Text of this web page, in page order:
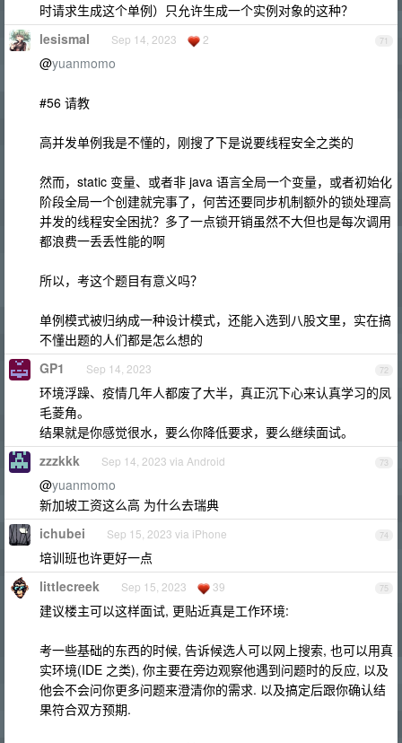
时请求生成这个单例）只允许生成一个实例对象的这种？
71
lesismal Sep 14, 2023 2
@yuanmomo
#56 请教
高并发单例我是不懂的，刚搜了下是说要线程安全之类的
然而，static 变量、或者非 java 语言全局一个变量，或者初始化
阶段全局一个创建就完事了，何苦还要同步机制额外的锁处理高
并发的线程安全困扰？多了一点锁开销虽然不大但也是每次调用
都浪费一丢丢性能的啊
所以，考这个题目有意义吗？
单例模式被归纳成一种设计模式，还能入选到八股文里，实在搞
不懂出题的人们都是怎么想的
72
GP1 Sep 14, 2023
环境浮躁、疫情几年人都废了大半，真正沉下心来认真学习的凤
毛菱角。
结果就是你感觉很水，要么你降低要求，要么继续面试。
73
zzzkkk Sep 14, 2023 via Android
@yuanmomo
新加坡工资这么高 为什么去瑞典
74
ichubei Sep 15, 2023 via iPhone
培训班也许更好一点
75
littlecreek Sep 15, 2023 39
建议楼主可以这样面试, 更贴近真是工作环境:
考一些基础的东西的时候, 告诉候选人可以网上搜索, 也可以用真
实环境(IDE 之类), 你主要在旁边观察他遇到问题时的反应, 以及
他会不会问你更多问题来澄清你的需求. 以及搞定后跟你确认结
果符合双方预期.